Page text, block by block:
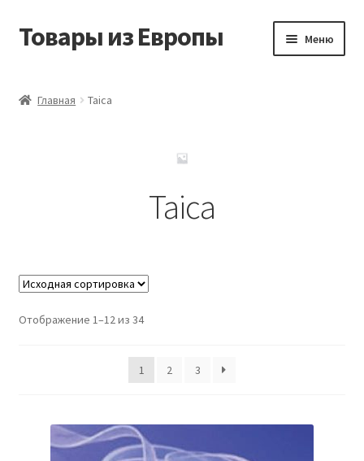
Перейти
Перейти
Товары из Европы Меню
Заказать товары из Европы
Мой аккаунт
Оформление заказа
Подтверждение заказа
Главная Taica
Taica
Отображение 1–12 из 34
1 2 3